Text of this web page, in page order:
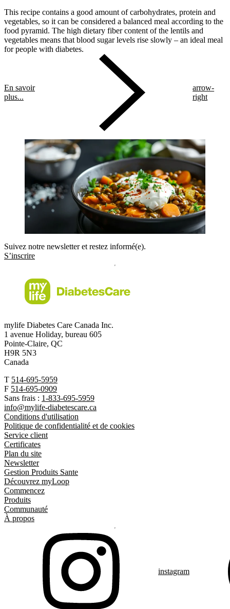
This recipe contains a good amount of carbohydrates, protein and
vegetables, so it can be considered a balanced meal according to the
food pyramid. The high dietary fiber content of the lentils and
vegetables means that blood sugar levels rise slowly – an ideal meal
for people with diabetes.
En savoir
plus...
arrow-
right
Suivez notre newsletter et restez informé(e).
S’inscrire
mylife Diabetes Care Canada Inc.
1 avenue Holiday, bureau 605
Pointe-Claire, QC
H9R 5N3
Canada
T 514-695-5959
F 514-695-0909
Sans frais : 1-833-695-5959
info@mylife-diabetescare.ca
Conditions d'utilisation
Politique de confidentialité et de cookies
Service client
Certificates
Plan du site
Newsletter
Gestion Produits Sante
Découvrez myLoop
Commencez
Produits
Communauté
À propos
instagram